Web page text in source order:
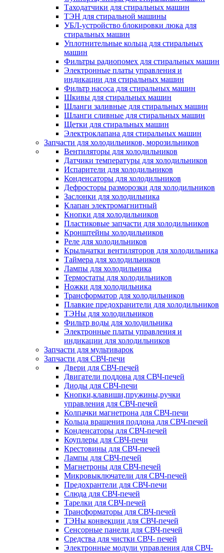
Таходатчики для стиральных машин
ТЭН для стиральной машины
УБЛ-устройство блокировки люка для
стиральных машин
Уплотнительные кольца для стиральных
машин
Фильтры радиопомех для стиральных машин
Электронные платы управления и
индикации для стиральных машин
Фильтр насоса для стиральных машин
Шкивы для стиральных машин
Шланги заливные для стиральных машин
Шланги сливные для стиральных машин
Щетки для стиральных машин
Электроклапана для стиральных машин
Запчасти для холодильников, морозильников
Вентиляторы для холодильников
Датчики температуры для холодильников
Испарители для холодильников
Конденсаторы для холодильников
Дефросторы разморозки для холодильников
Заслонки для холодильника
Клапан электромагнитный
Кнопки для холодильников
Пластиковые запчасти для холодильников
Кронштейны холодильников
Реле для холодильников
Крыльчатки вентиляторов для холодильника
Таймера для холодильников
Лампы для холодильника
Термостаты для холодильников
Ножки для холодильника
Трансформатор для холодильников
Плавкие предохранители для холодильников
ТЭНы для холодильников
Фильтр воды для холодильника
Электронные платы управления и
индикации для холодильников
Запчасти для мультиварок
Запчасти для СВЧ-печи
Двери для СВЧ-печей
Двигатели поддона для СВЧ-печей
Диоды для СВЧ-печи
Кнопки,клавиши,пружины,ручки
управления для СВЧ-печей
Колпачки магнетрона для СВЧ-печи
Кольца вращения поддона для СВЧ-печей
Конденсаторы для СВЧ-печей
Коуплеры для СВЧ-печи
Крестовины для СВЧ-печей
Лампы для СВЧ-печей
Магнетроны для СВЧ-печей
Микровыключатели для СВЧ-печей
Предохрантели для СВЧ-печи
Слюда для СВЧ-печей
Тарелки для СВЧ-печей
Трансформаторы для СВЧ-печей
ТЭНы конвекции для СВЧ-печей
Сенсорные панели для СВЧ-печей
Средства для чистки СВЧ- печей
Электронные модули управления для СВЧ-